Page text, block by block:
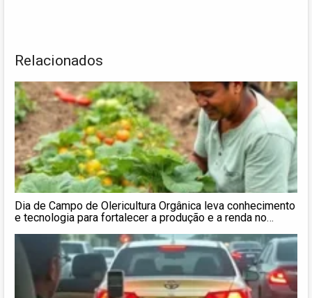
Relacionados
Dia de Campo de Olericultura Orgânica leva conhecimento
e tecnologia para fortalecer a produção e a renda no